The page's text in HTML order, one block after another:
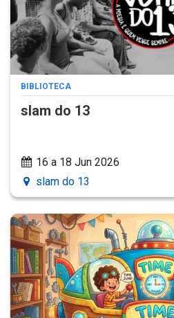
BIBLIOTECA
slam do 13
16 a 18 Jun 2026
slam do 13